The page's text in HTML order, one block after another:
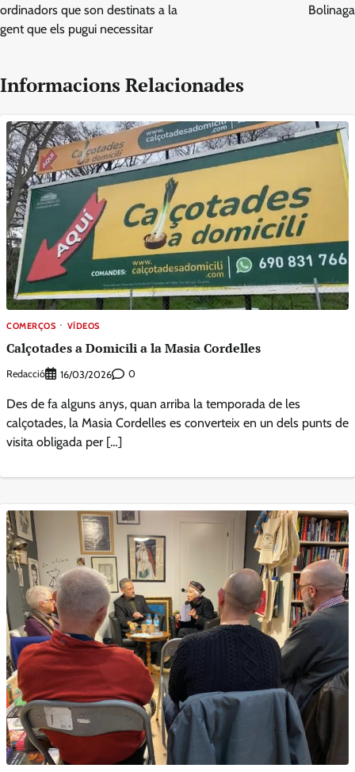
ordinadors que son destinats a la
gent que els pugui necessitar
Bolinaga
Informacions Relacionades
COMERÇOS VÍDEOS
Calçotades a Domicili a la Masia Cordelles
Redacció 16/03/2026 0
Des de fa alguns anys, quan arriba la temporada de les
calçotades, la Masia Cordelles es converteix en un dels punts de
visita obligada per […]